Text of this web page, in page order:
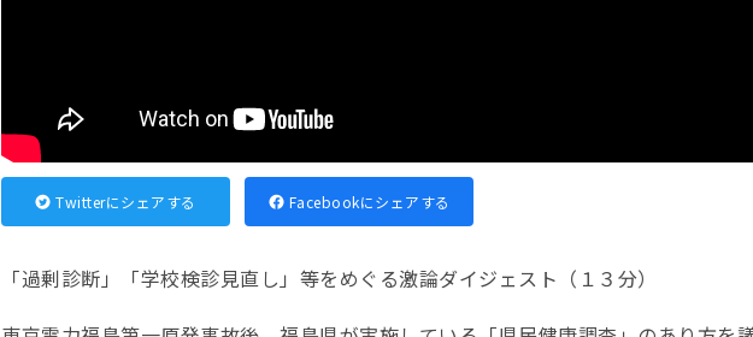
Twitterにシェアする Facebookにシェアする
「過剰診断」「学校検診見直し」等をめぐる激論ダイジェスト（１３分）